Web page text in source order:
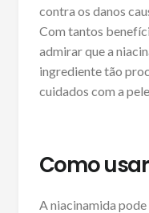
contra os danos
Com tantos
admirar que a
ingrediente tão
cuidados com a
Como
A niacinamida